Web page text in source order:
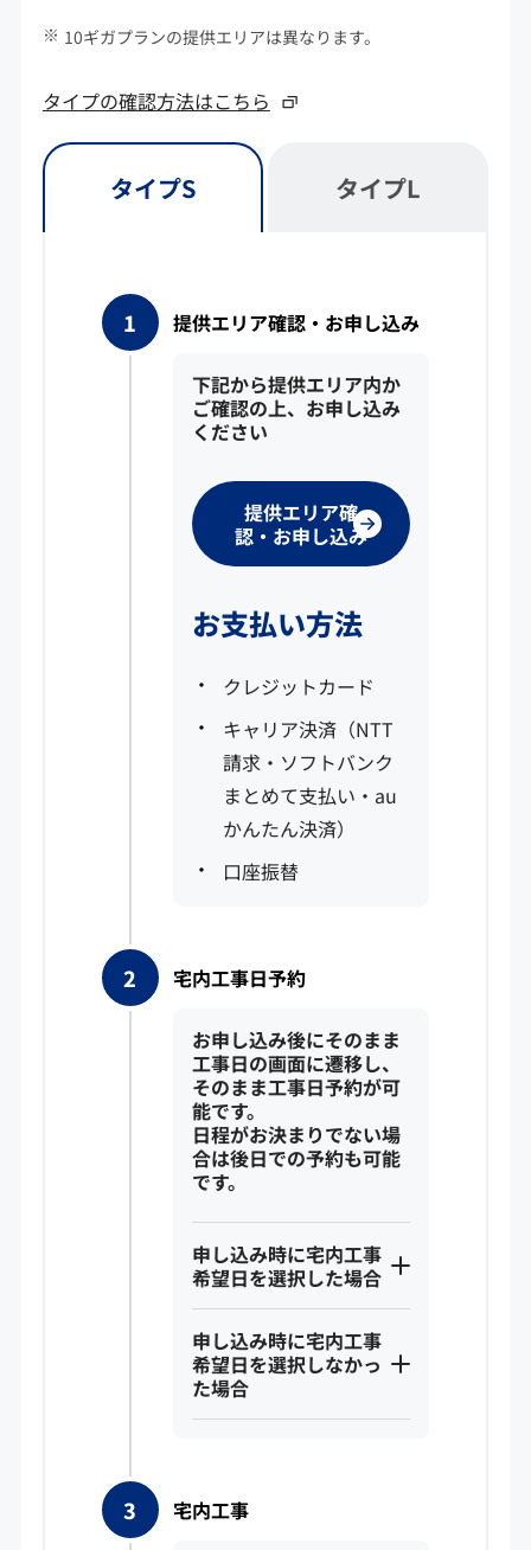
10ギガプランの提供エリアは異なります。
タイプの確認方法はこちら
タイプS タイプL
提供エリア確認・お申し込み
下記から提供エリア内か
ご確認の上、お申し込み
ください
提供エリア確
認・お申し込み
お支払い方法
クレジットカード
キャリア決済（NTT
請求・ソフトバンク
まとめて支払い・au
かんたん決済）
口座振替
宅内工事日予約
お申し込み後にそのまま
工事日の画面に遷移し、
そのまま工事日予約が可
能です。
日程がお決まりでない場
合は後日での予約も可能
です。
申し込み時に宅内工事
希望日を選択した場合
申し込み時に宅内工事
希望日を選択しなかっ
た場合
宅内工事